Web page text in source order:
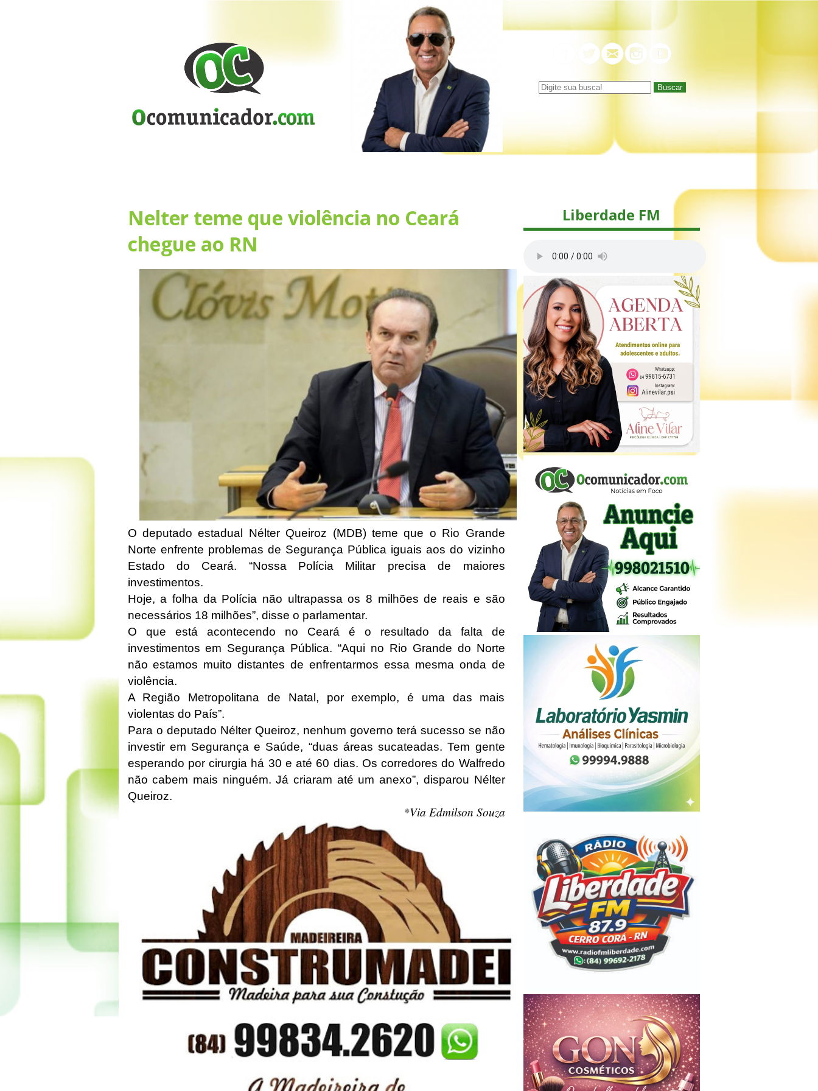
Buscar
Nelter teme que violência no Ceará
chegue ao RN
O deputado estadual Nélter Queiroz (MDB) teme que o Rio Grande
Norte enfrente problemas de Segurança Pública iguais aos do vizinho
Estado do Ceará. “Nossa Polícia Militar precisa de maiores
investimentos.
Hoje, a folha da Polícia não ultrapassa os 8 milhões de reais e são
necessários 18 milhões”, disse o parlamentar.
O que está acontecendo no Ceará é o resultado da falta de
investimentos em Segurança Pública. “Aqui no Rio Grande do Norte
não estamos muito distantes de enfrentarmos essa mesma onda de
violência.
A Região Metropolitana de Natal, por exemplo, é uma das mais
violentas do País”.
Para o deputado Nélter Queiroz, nenhum governo terá sucesso se não
investir em Segurança e Saúde, “duas áreas sucateadas. Tem gente
esperando por cirurgia há 30 e até 60 dias. Os corredores do Walfredo
não cabem mais ninguém. Já criaram até um anexo”, disparou Nélter
Queiroz.
*Via Edmilson Souza
Liberdade FM